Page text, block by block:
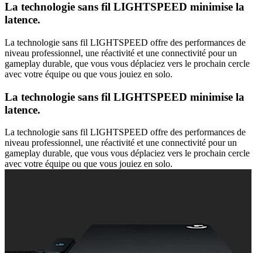
La technologie sans fil LIGHTSPEED minimise la
latence.
La technologie sans fil LIGHTSPEED offre des performances de
niveau professionnel, une réactivité et une connectivité pour un
gameplay durable, que vous vous déplaciez vers le prochain cercle
avec votre équipe ou que vous jouiez en solo.
La technologie sans fil LIGHTSPEED minimise la
latence.
La technologie sans fil LIGHTSPEED offre des performances de
niveau professionnel, une réactivité et une connectivité pour un
gameplay durable, que vous vous déplaciez vers le prochain cercle
avec votre équipe ou que vous jouiez en solo.